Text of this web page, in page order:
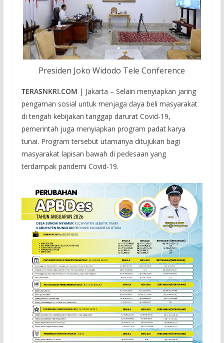
Presiden Joko Widodo Tele Conference
TERASNKRI.COM | Jakarta – Selain menyiapkan jaring
pengaman sosial untuk menjaga daya beli masyarakat
di tengah kebijakan tanggap darurat Covid-19,
pemerintah juga menyiapkan program padat karya
tunai. Program tersebut utamanya ditujukan bagi
masyarakat lapisan bawah di pedesaan yang
terdampak pandemi Covid-19.